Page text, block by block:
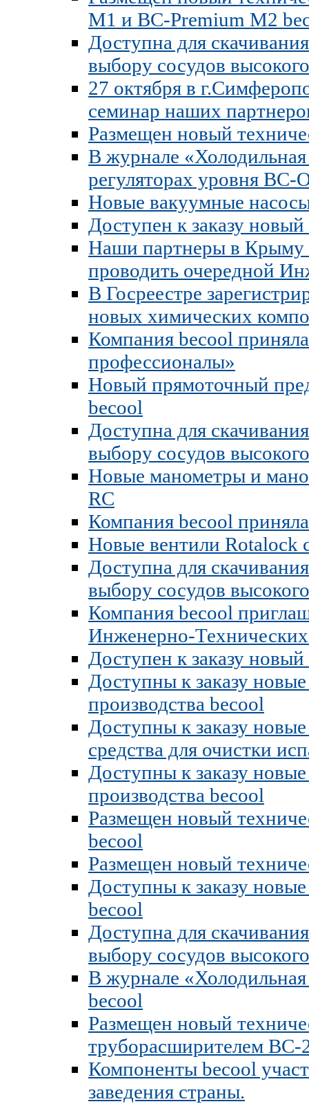
M1 и BC-Premium M2
Доступна для
выбору сосудов
27 октября в
семинар наших
Размещен новый
В журнале
регуляторах уровня
Новые вакуумные
Доступен к заказу
Наши партнеры в Крыму
проводить очередной
В Госреестре
новых химических
Компания becool
профессионалы»
Новый прямоточный
becool
Доступна для
выбору сосудов
Новые манометры и
RC
Компания becool
Новые вентили Rotalock
Доступна для
выбору сосудов
Компания becool
Инженерно-
Доступен к заказу
Доступны к заказу
производства becool
Доступны к заказу
средства для очистки
Доступны к заказу
производства becool
Размещен новый
becool
Размещен новый
Доступны к заказу
becool
Доступна для
выбору сосудов
В журнале
becool
Размещен новый
труборасширителем BC-
Компоненты becool
заведения страны.